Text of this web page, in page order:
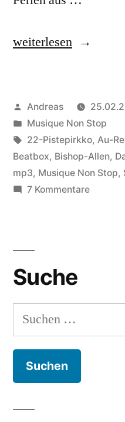
„SXSW:
weiterlesen
Veröffentlicht
von
Andreas
Veröffentlicht
in
Musique Non Stop
Schlagwörter:
22-Pistepirkko, Au-
Beatbox, Bishop-Allen,
mp3, Musique Non Stop,
7 Kommentarezu
Suche
Suchen
nach: